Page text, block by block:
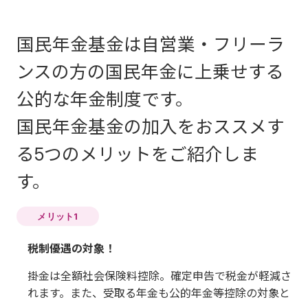
付特例・納付猶予を含みます）
等）が「国民年金保険料免除期間納付申出書」を年金事務
は加入することができます。※産前産後期間の免除をされ
ている方も加入することができます。
国民年金基金に加入する場合
能型国民年金基金に加入する場
合はその職種に従事しているこ
国民年金基金は自営業・フリーラ
ンスの方の国民年金に上乗せする
公的な年金制度です。
国民年金基金の加入をおススメす
る5つのメリットをご紹介しま
す。
メリット1
税制優遇の対象！
掛金は全額社会保険料控除。確定申告で税金が軽減さ
れます。また、受取る年金も公的年金等控除の対象と